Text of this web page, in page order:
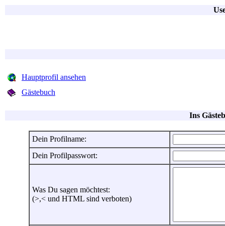
Hauptprofil ansehen
Gästebuch
Ins
Dein Profilname:
Dein Profilpasswort:
Was Du sagen möchtest:
(>,< und HTML sind verboten)